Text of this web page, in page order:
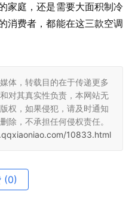
家庭，还是需要大面积制冷
消费者，都能在这三款空调
体，转载目的在于传递更多
对其真实性负责，本网站无
权，如果侵犯，请及时通知
除，不承担任何侵权责任。
10833.html
(0)